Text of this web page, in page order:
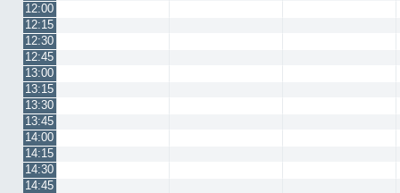
12:00
12:15
12:30
12:45
13:00
13:15
13:30
13:45
14:00
14:15
14:30
14:45